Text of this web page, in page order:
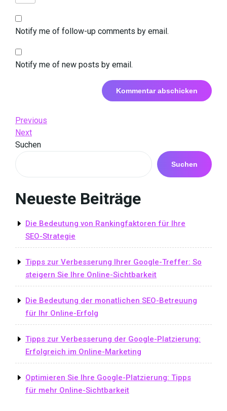
Notify me of follow-up comments by email.
Notify me of new posts by email.
Beitrags-
Navigation
Previous
Post
Previous
Next
Post
Next
Suchen
Suchen
Neueste Beiträge
Die Bedeutung von Rankingfaktoren für Ihre
SEO-Strategie
Tipps zur Verbesserung Ihrer Google-Treffer: So
steigern Sie Ihre Online-Sichtbarkeit
Die Bedeutung der monatlichen SEO-Betreuung
für Ihr Online-Erfolg
Tipps zur Verbesserung der Google-Platzierung:
Erfolgreich im Online-Marketing
Optimieren Sie Ihre Google-Platzierung: Tipps
für mehr Online-Sichtbarkeit